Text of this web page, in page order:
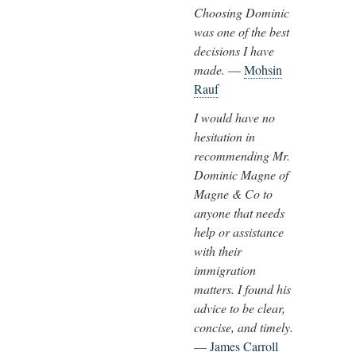
Choosing Dominic
was one of the best
decisions I have
made. —Mohsin
Rauf
I would have no
hesitation in
recommending Mr.
Dominic Magne of
Magne & Co to
anyone that needs
help or assistance
with their
immigration
matters. I found his
advice to be clear,
concise, and timely.
—James Carroll